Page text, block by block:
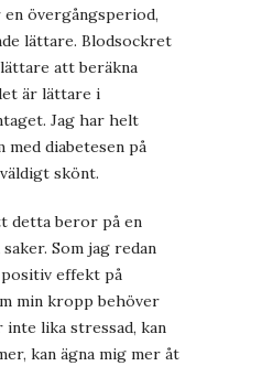
övergångsperiod,
lättare. Blodsockret
att beräkna
är lättare i
Jag har helt
diabetesen på
skönt.
detta beror på en
Som jag redan
effekt på
min kropp behöver
inte lika stressad, kan
kan ägna mig mer åt